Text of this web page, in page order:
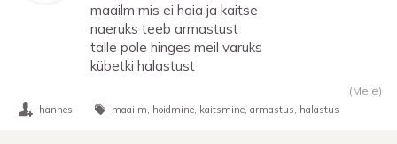
maailm mis ei hoia ja kaitse
naeruks teeb armastust
talle pole hinges meil varuks
kübetki halastust
(Meie)
hannes maailm hoidmine kaitsmine armastus halastus